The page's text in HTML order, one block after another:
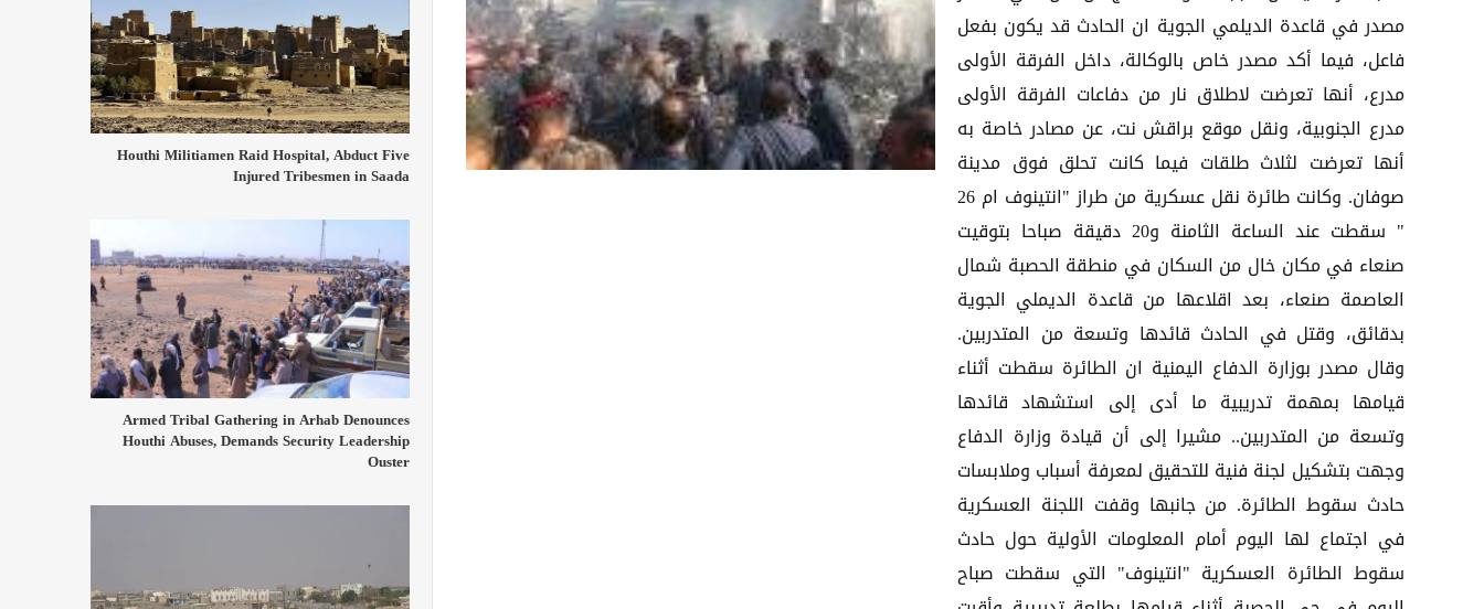
مصدر في قاعدة الديلمي الجوية ان الحادث قد يكون بفعل
فاعل، فيما أكد مصدر خاص بالوكالة، داخل الفرقة الأولى
مدرع، أنها تعرضت لاطلاق نار من دفاعات الفرقة الأولى
مدرع الجنوبية، ونقل موقع براقش نت، عن مصادر خاصة به
أنها تعرضت لثلاث طلقات فيما كانت تحلق فوق مدينة
صوفان. وكانت طائرة نقل عسكرية من طراز "انتينوف ام 26
" سقطت عند الساعة الثامنة و20 دقيقة صباحا بتوقيت
صنعاء في مكان خال من السكان في منطقة الحصبة شمال
العاصمة صنعاء، بعد اقلاعها من قاعدة الديملي الجوية
بدقائق، وقتل في الحادث قائدها وتسعة من المتدربين.
وقال مصدر بوزارة الدفاع اليمنية ان الطائرة سقطت أثناء
قيامها بمهمة تدريبية ما أدى إلى استشهاد قائدها
وتسعة من المتدربين.. مشيرا إلى أن قيادة وزارة الدفاع
وجهت بتشكيل لجنة فنية للتحقيق لمعرفة أسباب وملابسات
حادث سقوط الطائرة. من جانبها وقفت اللجنة العسكرية
في اجتماع لها اليوم أمام المعلومات الأولية حول حادث
سقوط الطائرة العسكرية "انتينوف" التي سقطت صباح
Houthi Militiamen Raid Hospital, Abduct Five
Injured Tribesmen in Saada
Armed Tribal Gathering in Arhab Denounces
Houthi Abuses, Demands Security Leadership
Ouster